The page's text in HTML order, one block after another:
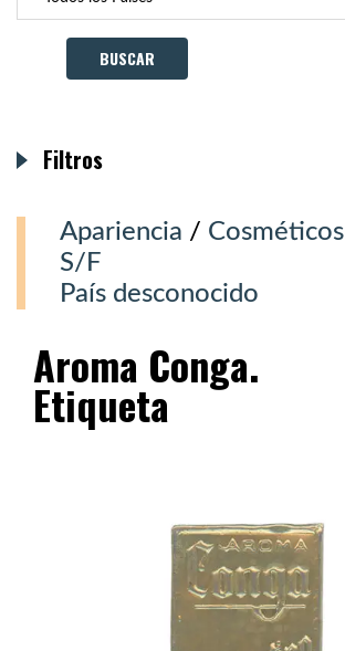
Apariencia / Cosméticos
S/F
País desconocido
Aroma Conga.
Etiqueta
Filtros